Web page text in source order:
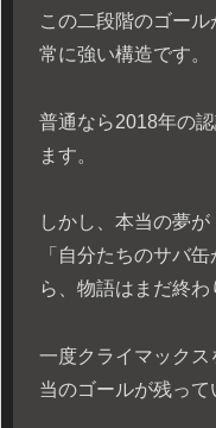
この二段階のゴー
常に強い構造です。
普通なら2018年の
ます。
しかし、本当の夢
「自分たちのサバ
ら、物語はまだ終わ
一度クライマック
当のゴールが残って